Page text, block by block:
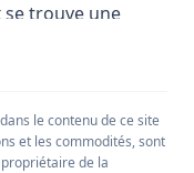
se trouve une
sans aucun
d'exclusivité et
le contenu de ce site
et les commodités, sont
de la